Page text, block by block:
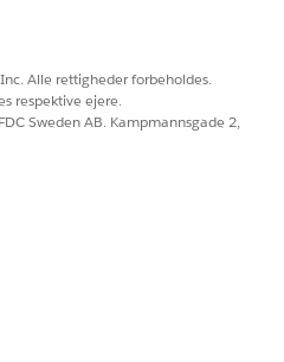
Alle rettigheder forbeholdes.
respektive ejere.
Sweden AB. Kampmannsgade 2,